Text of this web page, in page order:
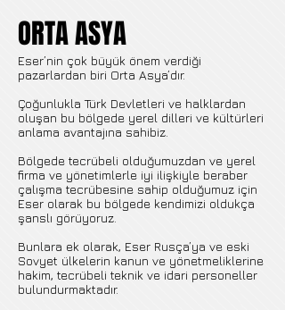
ORTA ASYA
Eser’nin çok büyük önem verdiği
pazarlardan biri Orta Asya’dır.
Çoğunlukla Türk Devletleri ve halklardan
oluşan bu bölgede yerel dilleri ve kültürleri
anlama avantajına sahibiz.
Bölgede tecrübeli olduğumuzdan ve yerel
firma ve yönetimlerle iyi ilişkiyle beraber
çalışma tecrübesine sahip olduğumuz için
Eser olarak bu bölgede kendimizi oldukça
şanslı görüyoruz.
Bunlara ek olarak, Eser Rusça’ya ve eski
Sovyet ülkelerin kanun ve yönetmeliklerine
hakim, tecrübeli teknik ve idari personeller
bulundurmaktadır.